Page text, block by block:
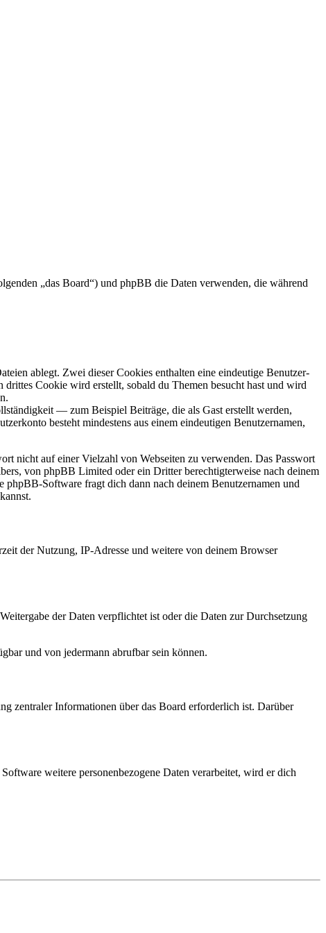
„das Board“) und phpBB die Daten verwenden, die während
ablegt. Zwei dieser Cookies enthalten eine eindeutige Benutzer-
Cookie wird erstellt, sobald du Themen besucht hast und wird
— zum Beispiel Beiträge, die als Gast erstellt werden,
besteht mindestens aus einem eindeutigen Benutzernamen,
nicht auf einer Vielzahl von Webseiten zu verwenden. Das Passwort
von phpBB Limited oder ein Dritter berechtigterweise nach deinem
phpBB-Software fragt dich dann nach deinem Benutzernamen und
der Nutzung, IP-Adresse und weitere von deinem Browser
der Daten verpflichtet ist oder die Daten zur Durchsetzung
und von jedermann abrufbar sein können.
zentraler Informationen über das Board erforderlich ist. Darüber
weitere personenbezogene Daten verarbeitet, wird er dich